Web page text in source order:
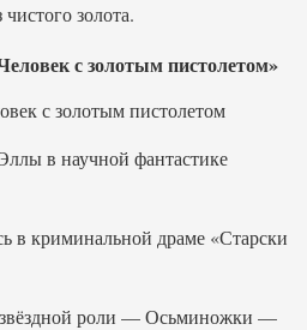
золота.
с золотым пистолетом»
в научной фантастике
в криминальной драме «Старски
роли — Осьминожки —